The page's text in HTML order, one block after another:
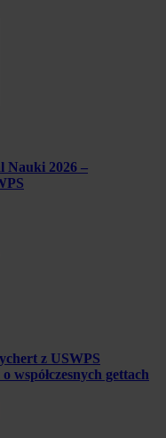
Nauki 2026 –
z USWPS
współczesnych gettach